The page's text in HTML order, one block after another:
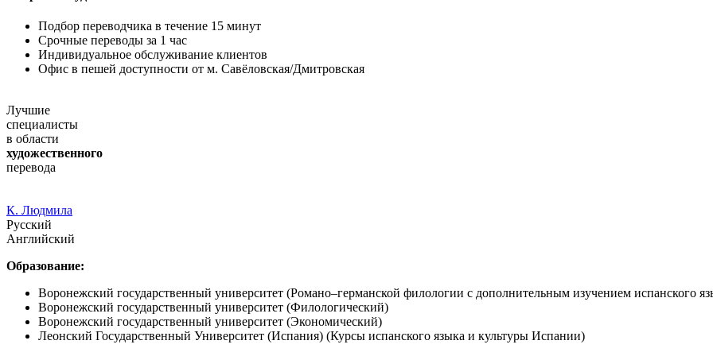
Подбор переводчика в течение 15 минут
Срочные переводы за 1 час
Индивидуальное обслуживание клиентов
Офис в пешей доступности от м. Савёловская/Дмитровская
Лучшие
специалисты
в области
художественного
перевода
К. Людмила
Русский
Английский
Образование:
Воронежский государственный университет (Романо–германской филологии с дополнительным изучением испанского
Воронежский государственный университет (Филологический)
Воронежский государственный университет (Экономический)
Леонский Государственный Университет (Испания) (Курсы испанского языка и культуры Испании)